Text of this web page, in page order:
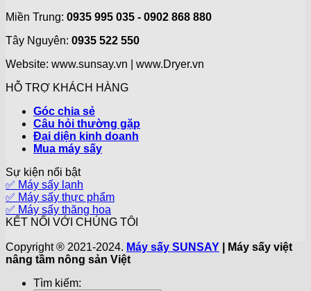
Miền Trung: 0935 995 035 - 0902 868 880
Tây Nguyên: 0935 522 550
Website: www.sunsay.vn | www.Dryer.vn
HỖ TRỢ KHÁCH HÀNG
Góc chia sẻ
Câu hỏi thường gặp
Đại diện kinh doanh
Mua máy sấy
Sự kiện nổi bật
✅ Máy sấy lạnh
✅ Máy sấy thực phẩm
✅ Máy sấy thăng hoa
KẾT NỐI VỚI CHÚNG TÔI
Copyright ® 2021-2024. Máy sấy SUNSAY | Máy sấy việt
nâng tầm nông sản Việt
Tìm kiếm: